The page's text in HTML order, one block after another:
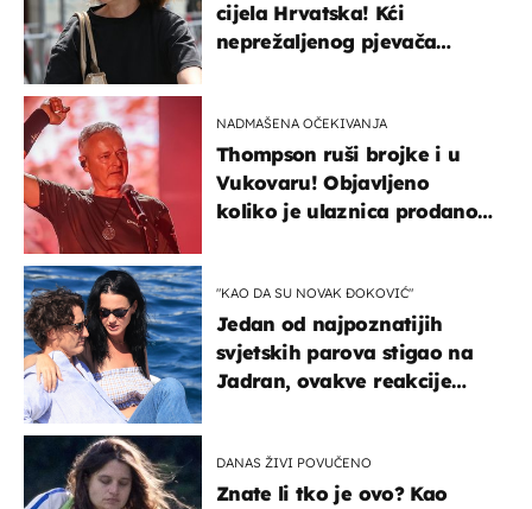
cijela Hrvatska! Kći
neprežaljenog pjevača
NADMAŠENA OČEKIVANJA
Thompson ruši brojke i u
Vukovaru! Objavljeno
koliko je ulaznica prodano
"KAO DA SU NOVAK ĐOKOVIĆ"
Jedan od najpoznatijih
svjetskih parova stigao na
Jadran, ovakve reakcije
DANAS ŽIVI POVUČENO
Znate li tko je ovo? Kao